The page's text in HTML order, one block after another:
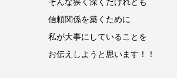
信頼関係を築くために
私が大事にしていることを
お伝えしようと思います！！